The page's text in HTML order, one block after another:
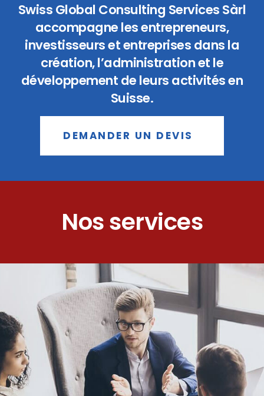
Swiss Global Consulting Services Sàrl
accompagne les entrepreneurs,
investisseurs et entreprises dans la
création, l’administration et le
développement de leurs activités en
Suisse.
DEMANDER UN DEVIS
Nos services